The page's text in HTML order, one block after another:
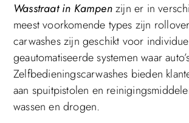
Wasstraat in Kampenzijn er in
meest voorkomende types zijn
carwashes zijn geschikt voor
geautomatiseerde systemen waar
Zelfbedieningscarwashes bieden
aan spuitpistolen en
wassen en drogen.